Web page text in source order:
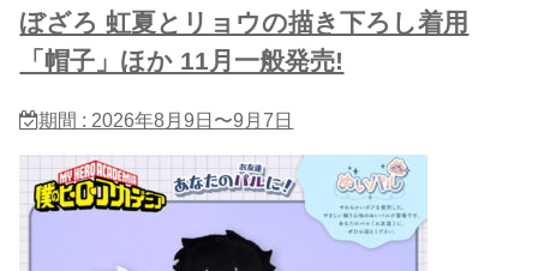
ぼざろ 虹夏とリョウの描き下ろし着用
「帽子」ほか 11月一般発売!
期間 : 2026年8月9日〜9月7日